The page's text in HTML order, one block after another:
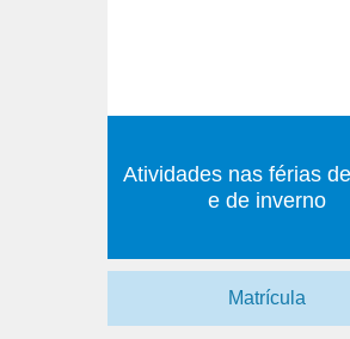
Atividades nas férias
e de inverno
Matrícula